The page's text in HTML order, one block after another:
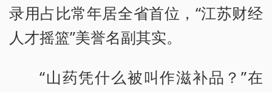
录用占比常年居全省首位，“江苏财经
人才摇篮”美誉名副其实。
“山药凭什么被叫作滋补品？”在